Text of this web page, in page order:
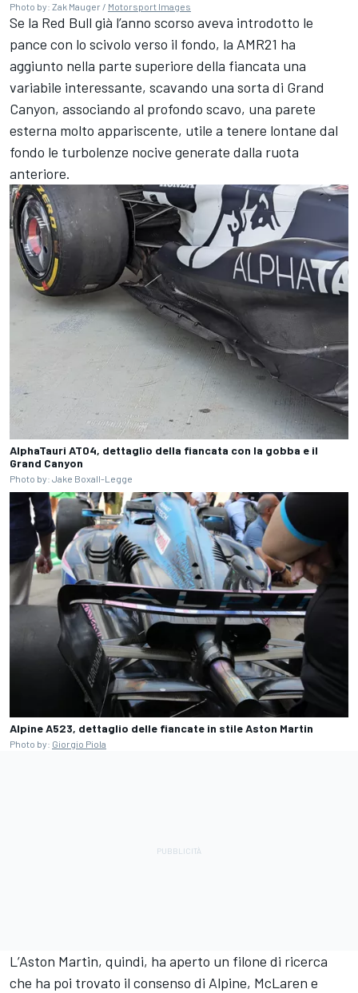
Photo by: Zak Mauger / Motorsport Images
Se la Red Bull già l’anno scorso aveva introdotto le
pance con lo scivolo verso il fondo, la AMR21 ha
aggiunto nella parte superiore della fiancata una
variabile interessante, scavando una sorta di Grand
Canyon, associando al profondo scavo, una parete
esterna molto appariscente, utile a tenere lontane dal
fondo le turbolenze nocive generate dalla ruota
anteriore.
AlphaTauri AT04, dettaglio della fiancata con la gobba e il
Grand Canyon
Photo by: Jake Boxall-Legge
Alpine A523, dettaglio delle fiancate in stile Aston Martin
Photo by: Giorgio Piola
L’Aston Martin, quindi, ha aperto un filone di ricerca
che ha poi trovato il consenso di Alpine, McLaren e